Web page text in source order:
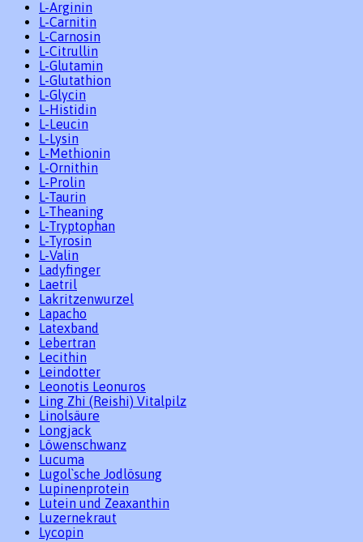
L-Arginin
L-Carnitin
L-Carnosin
L-Citrullin
L-Glutamin
L-Glutathion
L-Glycin
L-Histidin
L-Leucin
L-Lysin
L-Methionin
L-Ornithin
L-Prolin
L-Taurin
L-Theaning
L-Tryptophan
L-Tyrosin
L-Valin
Ladyfinger
Laetril
Lakritzenwurzel
Lapacho
Latexband
Lebertran
Lecithin
Leindotter
Leonotis Leonuros
Ling Zhi (Reishi) Vitalpilz
Linolsäure
Longjack
Löwenschwanz
Lucuma
Lugol`sche Jodlösung
Lupinenprotein
Lutein und Zeaxanthin
Luzernekraut
Lycopin